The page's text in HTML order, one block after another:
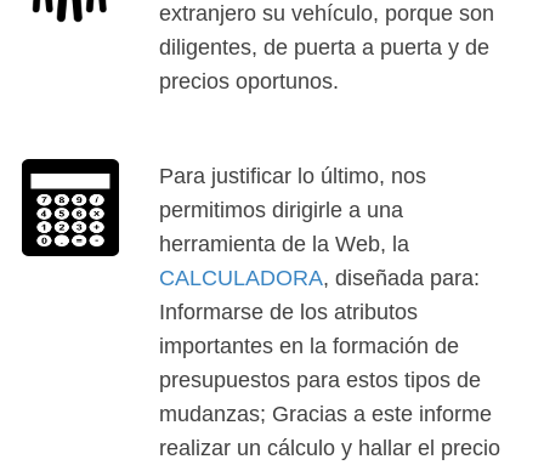
extranjero su vehículo, porque son
diligentes, de puerta a puerta y de
precios oportunos.
Para justificar lo último, nos
permitimos dirigirle a una
herramienta de la Web, la
CALCULADORA, diseñada para:
Informarse de los atributos
importantes en la formación de
presupuestos para estos tipos de
mudanzas; Gracias a este informe
realizar un cálculo y hallar el precio